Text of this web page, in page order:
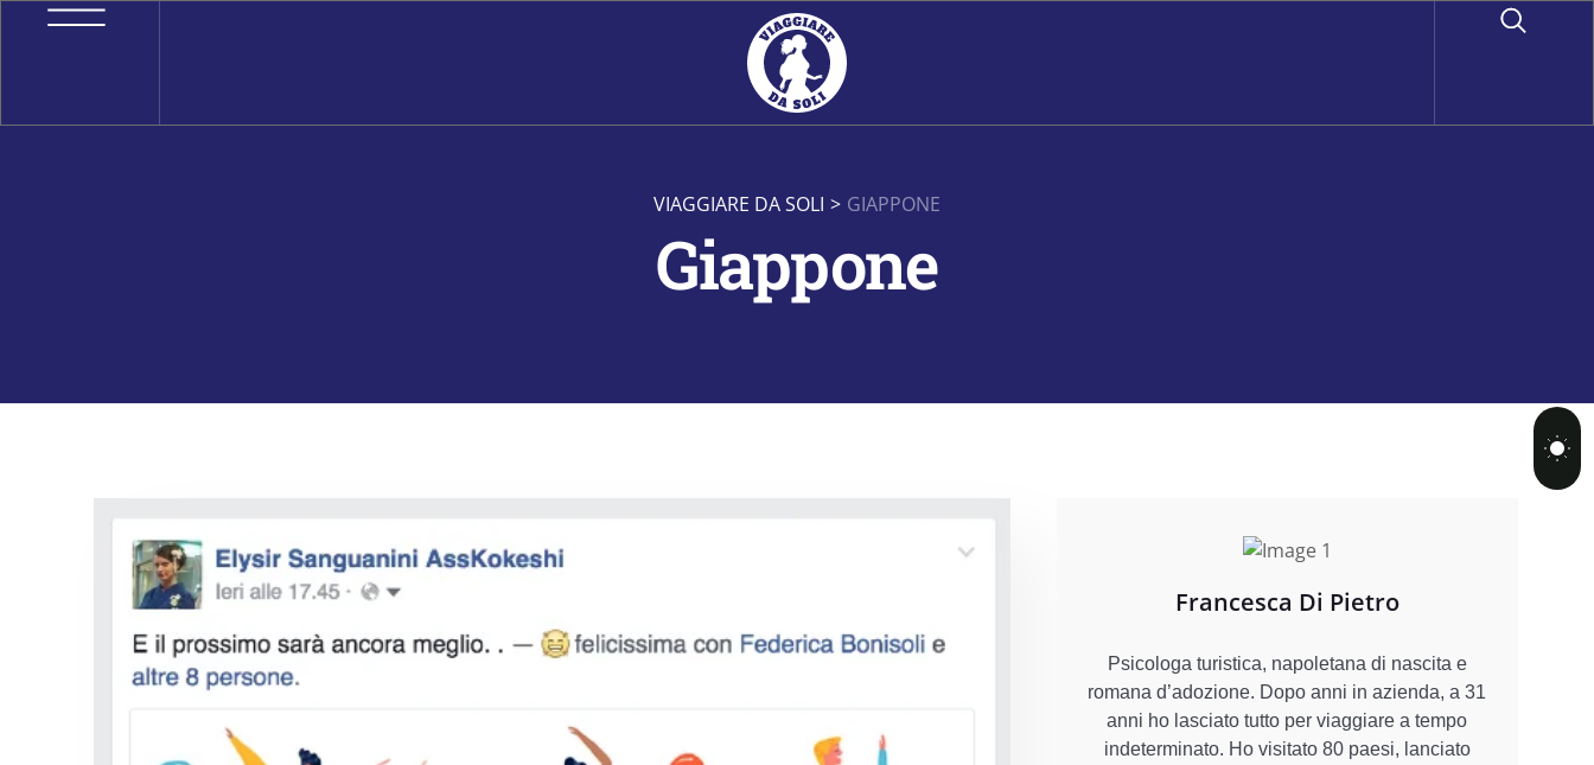
VIAGGIARE DA SOLI > GIAPPONE
Giappone
Francesca Di Pietro
Psicologa turistica, napoletana di nascita e
romana d’adozione. Dopo anni in azienda, a 31
anni ho lasciato tutto per viaggiare a tempo
indeterminato. Ho visitato 80 paesi, lanciato